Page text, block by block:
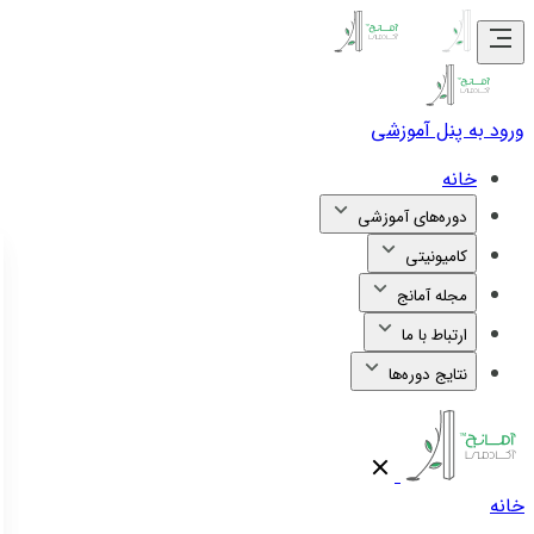
ورود به پنل آموزشی
خانه
دوره‌های آموزشی
کامیونیتی
مجله آمانج
ارتباط با ما
نتایج دوره‌ها
خانه